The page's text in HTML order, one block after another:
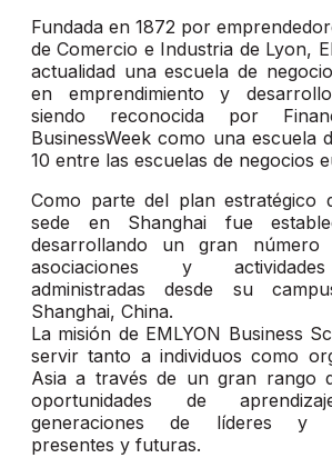
Fundada en 1872 por
de Comercio e Industria de Lyon,
actualidad una escuela de
en emprendimiento y
siendo reconocida por
BusinessWeek como una escuela
10 entre las escuelas de negocios
Como parte del plan estratégico
sede en Shanghai fue
desarrollando un gran número
asociaciones y
administradas desde su
Shanghai, China.
La misión de EMLYON Business
servir tanto a individuos como
Asia a través de un gran rango
oportunidades de
generaciones de líderes y
presentes y futuras.